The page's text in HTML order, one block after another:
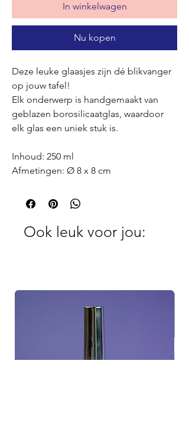
In winkelwagen
Nu kopen
Deze leuke glaasjes zijn dé blikvanger
op jouw tafel!
Elk onderwerp is handgemaakt van
geblazen borosilicaatglas, waardoor
elk glas een uniek stuk is.
Inhoud: 250 ml
Afmetingen: Ø 8 x 8 cm
Ook leuk voor jou: